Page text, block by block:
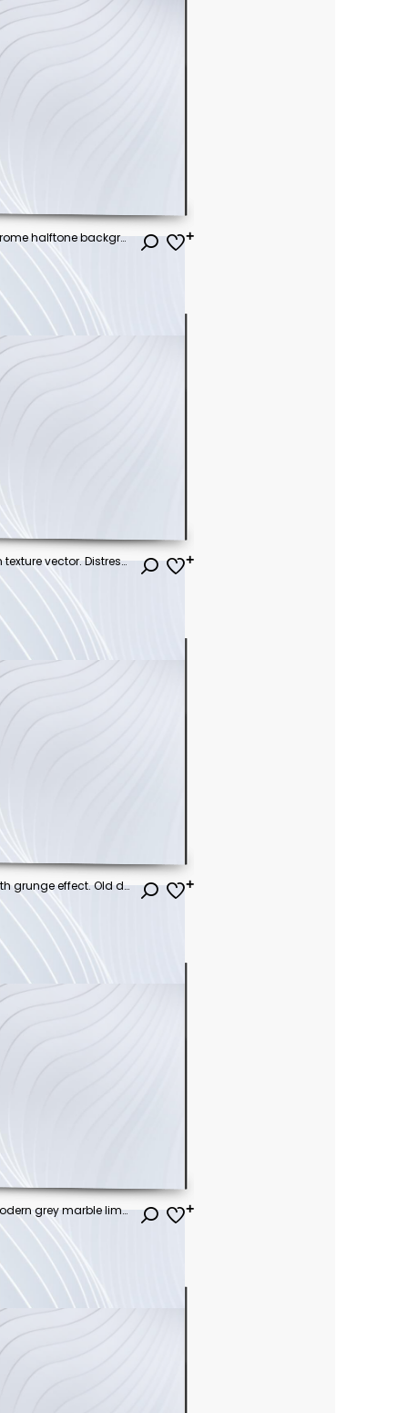
Abstract vector torn monochrome halftone background. Scrathed dotted texture element.
Subtle halftone grunge urban texture vector. Distressed overlay texture. Grunge background. Abstract mild textured effect. Vector Illustration. Black isolated on white. EPS10.
Overlay textures set stamp with grunge effect. Old damage Dirty grainy and scratches. Set of different distressed black grain texture. Distress overlay vector textures.
Abstract background with modern grey marble limestone texture background in white light seamless material wall paper. Back flat stucco gray stone table top view. paper texture and vector design